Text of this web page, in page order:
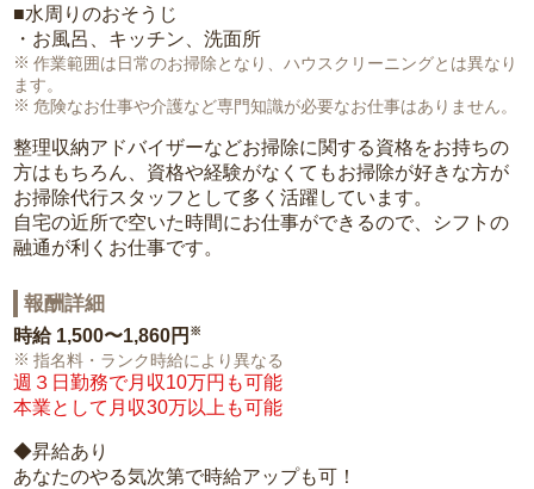
■水周りのおそうじ
・お風呂、キッチン、洗面所
作業範囲は日常のお掃除となり、ハウスクリーニングとは異なり
ます。
危険なお仕事や介護など専門知識が必要なお仕事はありません。
整理収納アドバイザーなどお掃除に関する資格をお持ちの
方はもちろん、資格や経験がなくてもお掃除が好きな方が
お掃除代行スタッフとして多く活躍しています。
自宅の近所で空いた時間にお仕事ができるので、シフトの
融通が利くお仕事です。
報酬詳細
時給 1,500〜1,860円 ※
指名料・ランク時給により異なる
週３日勤務で月収10万円も可能
本業として月収30万以上も可能
◆昇給あり
あなたのやる気次第で時給アップも可！